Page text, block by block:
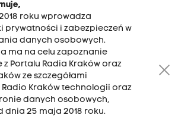
Juliusza Słowackiego 22, 30-007
roku wprowadza
prywatności i zabezpieczeń w
danych osobowych.
ma na celu zapoznanie
Portalu Radia Kraków oraz
ze szczegółami
Kraków technologii oraz
danych osobowych,
25 maja 2018 roku.